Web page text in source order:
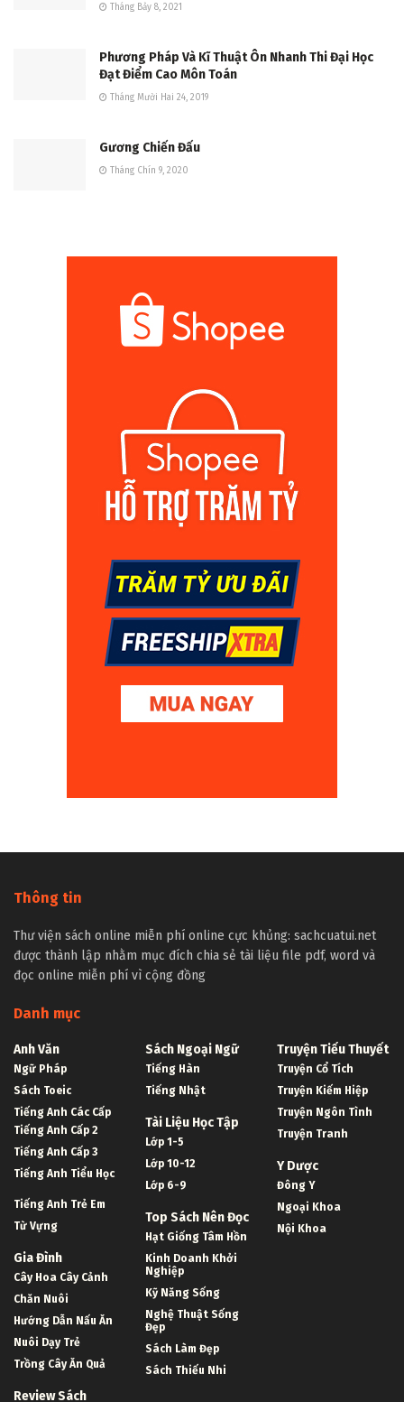
Tháng Bảy 8, 2021
Phương Pháp Và Kĩ Thuật Ôn Nhanh Thi Đại Học
Đạt Điểm Cao Môn Toán
Tháng Mười Hai 24, 2019
Gương Chiến Đấu
Tháng Chín 9, 2020
Thông tin
Thư viện sách online miễn phí online cực khủng: sachcuatui.net
được thành lập nhằm mục đích chia sẻ tài liệu file pdf, word và
đọc online miễn phí vì cộng đồng
Danh mục
Anh Văn
Ngữ Pháp
Sách Toeic
Tiếng Anh Các Cấp
Tiếng Anh Cấp 2
Tiếng Anh Cấp 3
Tiếng Anh Tiểu Học
Tiếng Anh Trẻ Em
Từ Vựng
Gia Đình
Cây Hoa Cây Cảnh
Chăn Nuôi
Hướng Dẫn Nấu Ăn
Nuôi Dạy Trẻ
Trồng Cây Ăn Quả
Review Sách
Sách Ngoại Ngữ
Tiếng Hàn
Tiếng Nhật
Tài Liệu Học Tập
Lớp 1-5
Lớp 10-12
Lớp 6-9
Top Sách Nên Đọc
Hạt Giống Tâm Hồn
Kinh Doanh Khởi
Nghiệp
Kỹ Năng Sống
Nghệ Thuật Sống
Đẹp
Sách Làm Đẹp
Sách Thiếu Nhi
Truyện Tiểu Thuyết
Truyện Cổ Tích
Truyện Kiếm Hiệp
Truyện Ngôn Tình
Truyện Tranh
Y Dược
Đông Y
Ngoại Khoa
Nội Khoa